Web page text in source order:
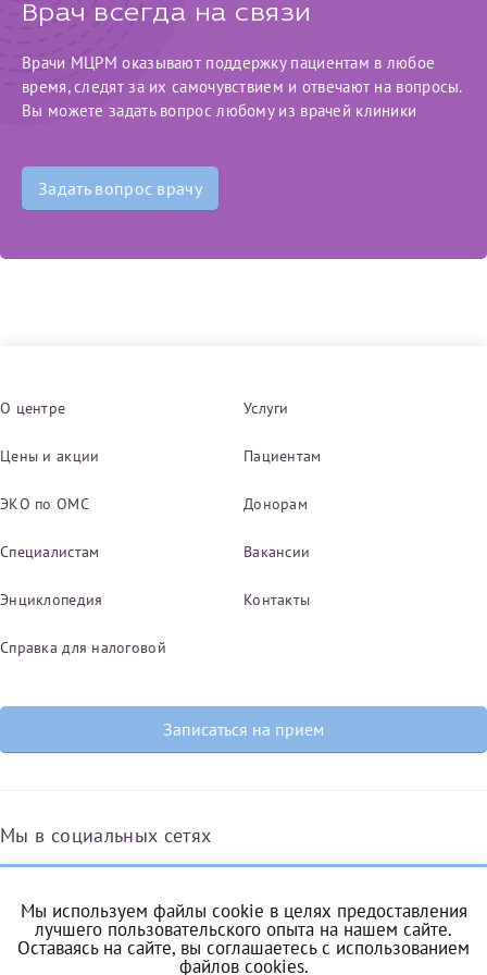
Врач всегда на связи
Врачи МЦРМ оказывают поддержку пациентам в любое
время, следят за их самочувствием и отвечают на вопросы.
Вы можете задать вопрос любому из врачей клиники
Задать вопрос врачу
О центре Услуги
Цены и акции Пациентам
ЭКО по ОМС Донорам
Специалистам Вакансии
Энциклопедия Контакты
Справка для налоговой
Записаться на прием
Мы в социальных сетях
Вконтакте ОдноклассникиЯндекс.Дзен Telegram Max
Мы используем файлы cookie в целях предоставления
лучшего пользовательского опыта на нашем сайте.
Оставаясь на сайте, вы соглашаетесь с использованием
файлов cookies.